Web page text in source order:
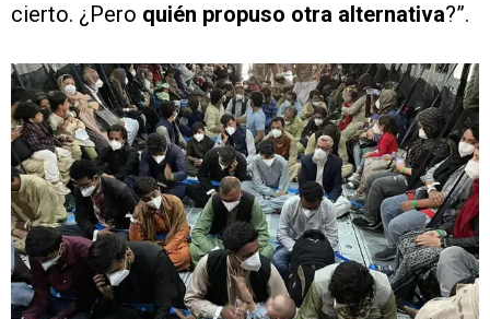
cierto. ¿Pero quién propuso otra alternativa?”.